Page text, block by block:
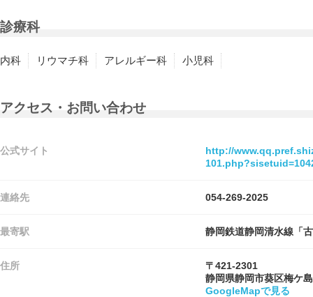
診療科
内科 リウマチ科 アレルギー科 小児科
アクセス・お問い合わせ
公式サイト
http://
連絡先 054-269-2025
最寄駅 静岡鉄道静岡清水線「
住所
〒421-2301
静岡県静岡市葵区梅ケ
GoogleMapで見る